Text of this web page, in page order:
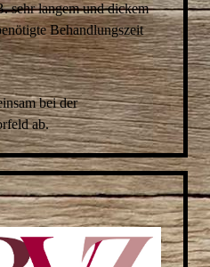
sehr langem und dickem
Behandlungszeit
bei der
ab.